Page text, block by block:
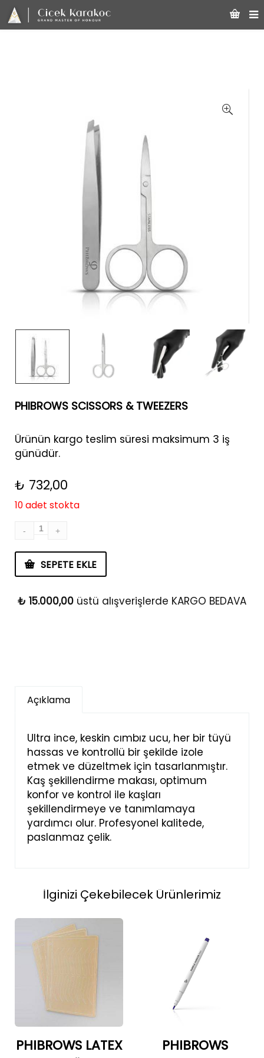
PHIBROWS SCISSORS & TWEEZERS
Ürünün kargo teslim süresi maksimum 3 iş
günüdür.
₺ 732,00
10 adet stokta
SEPETE EKLE
₺ 15.000,00 üstü alışverişlerde KARGO BEDAVA
Açıklama
Ultra ince, keskin cımbız ucu, her bir tüyü
hassas ve kontrollü bir şekilde izole
etmek ve düzeltmek için tasarlanmıştır.
Kaş şekillendirme makası, optimum
konfor ve kontrol ile kaşları
şekillendirmeye ve tanımlamaya
yardımcı olur. Profesyonel kalitede,
paslanmaz çelik.
İlginizi Çekebilecek Ürünlerimiz
PHIBROWS LATEX
PHIBROWS